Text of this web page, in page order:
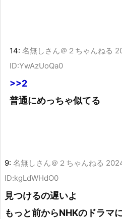
14: 名無しさん＠２ちゃんねる
ID:YwAzUoQa0
>>2
普通にめっちゃ似てる
9: 名無しさん＠２ちゃんねる
ID:kgLdWHdO0
見つけるの遅いよ
もっと前からNHKのドラマ